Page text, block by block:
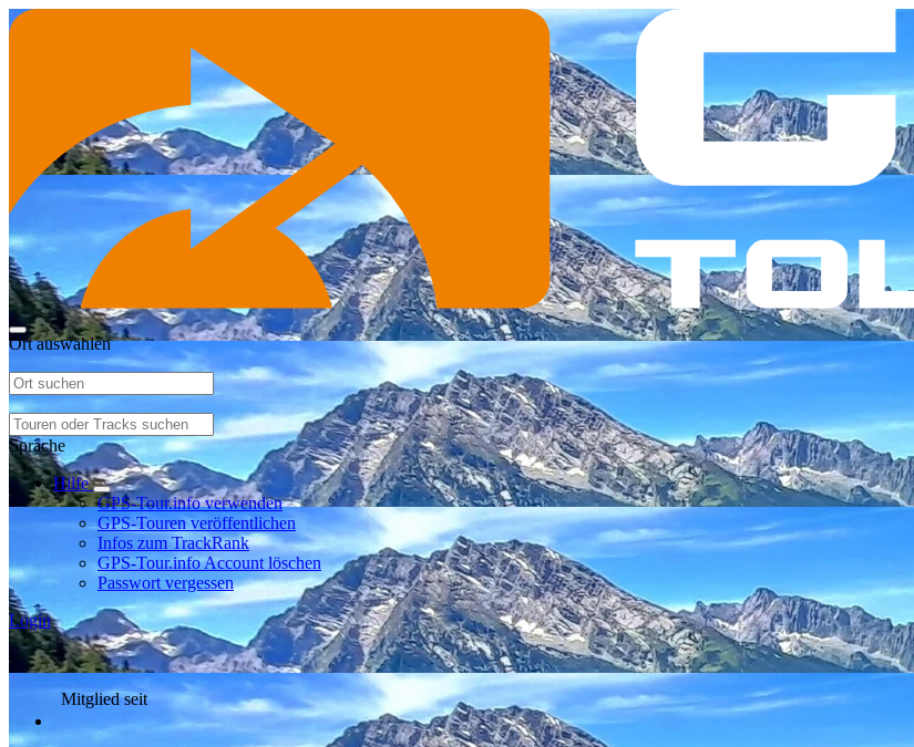
Ort auswählen
Sprache
Hilfe
GPS-Tour.info verwenden
GPS-Touren veröffentlichen
Infos zum TrackRank
GPS-Tour.info Account löschen
Passwort vergessen
Login
Mitglied seit